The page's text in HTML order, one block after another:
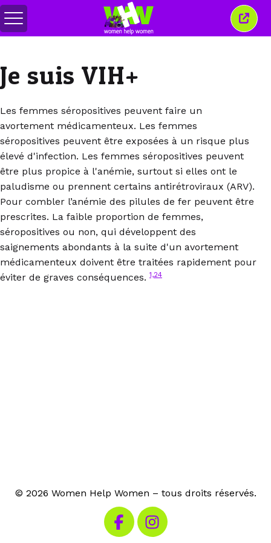
Basculer
le
cette
Je suis VIH+
Les femmes séropositives peuvent faire un
avortement médicamenteux. Les femmes
séropositives peuvent être exposées à un risque plus
élevé d'infection. Les femmes séropositives peuvent
être plus propice à l'anémie, surtout si elles ont le
paludisme ou prennent certains antirétroviraux (ARV).
Pour combler l’anémie des pilules de fer peuvent être
prescrites. La faible proportion de femmes,
séropositives ou non, qui développent des
saignements abondants à la suite d'un avortement
médicamenteux doivent être traitées rapidement pour
éviter de graves conséquences.1,24
© 2026 Women Help Women – tous droits réservés.
Visitez notre Facebook
Visitez notre Instagram